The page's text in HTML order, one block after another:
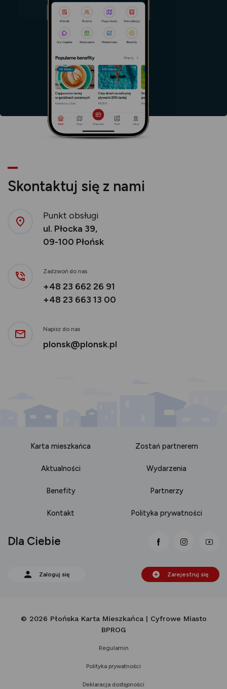
karcie
Skontaktuj się z nami
Punkt obsługi
ul. Płocka 39,
09-100 Płońsk
Zadzwoń do nas
+48 23 662 26 91
+48 23 663 13 00
Napisz do nas
plonsk@plonsk.pl
Karta mieszkańca Zostań partnerem
Aktualności Wydarzenia
Benefity Partnerzy
Kontakt Polityka prywatności
link otwiera się
link
Dla Ciebie
Zaloguj się Zarejestruj się
© 2026 Płońska Karta Mieszkańca | Cyfrowe Miasto
BPROG
Regulamin
Polityka prywatności
Deklaracja dostępności